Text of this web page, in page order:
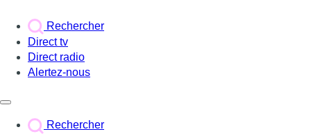
Rechercher
Direct tv
Direct radio
Alertez-nous
Rechercher